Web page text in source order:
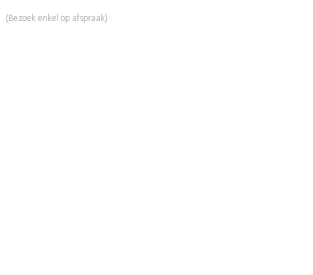
(Bezoek enkel op afspraak)